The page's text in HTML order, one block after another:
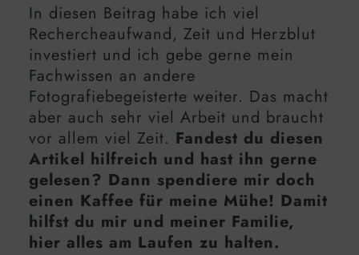
In diesen Beitrag habe ich viel
Rechercheaufwand, Zeit und Herzblut
investiert und ich gebe gerne mein
Fachwissen an andere
Fotografiebegeisterte weiter. Das macht
aber auch sehr viel Arbeit und braucht
vor allem viel Zeit. Fandest du diesen
Artikel hilfreich und hast ihn gerne
gelesen? Dann spendiere mir doch
einen Kaffee für meine Mühe! Damit
hilfst du mir und meiner Familie,
hier alles am Laufen zu halten.